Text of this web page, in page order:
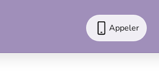
Appeler